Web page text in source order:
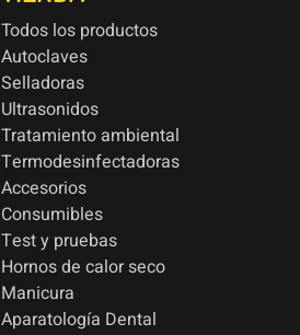
Todos los productos
Autoclaves
Selladoras
Ultrasonidos
Tratamiento ambiental
Termodesinfectadoras
Accesorios
Consumibles
Test y pruebas
Hornos de calor seco
Manicura
Aparatología Dental